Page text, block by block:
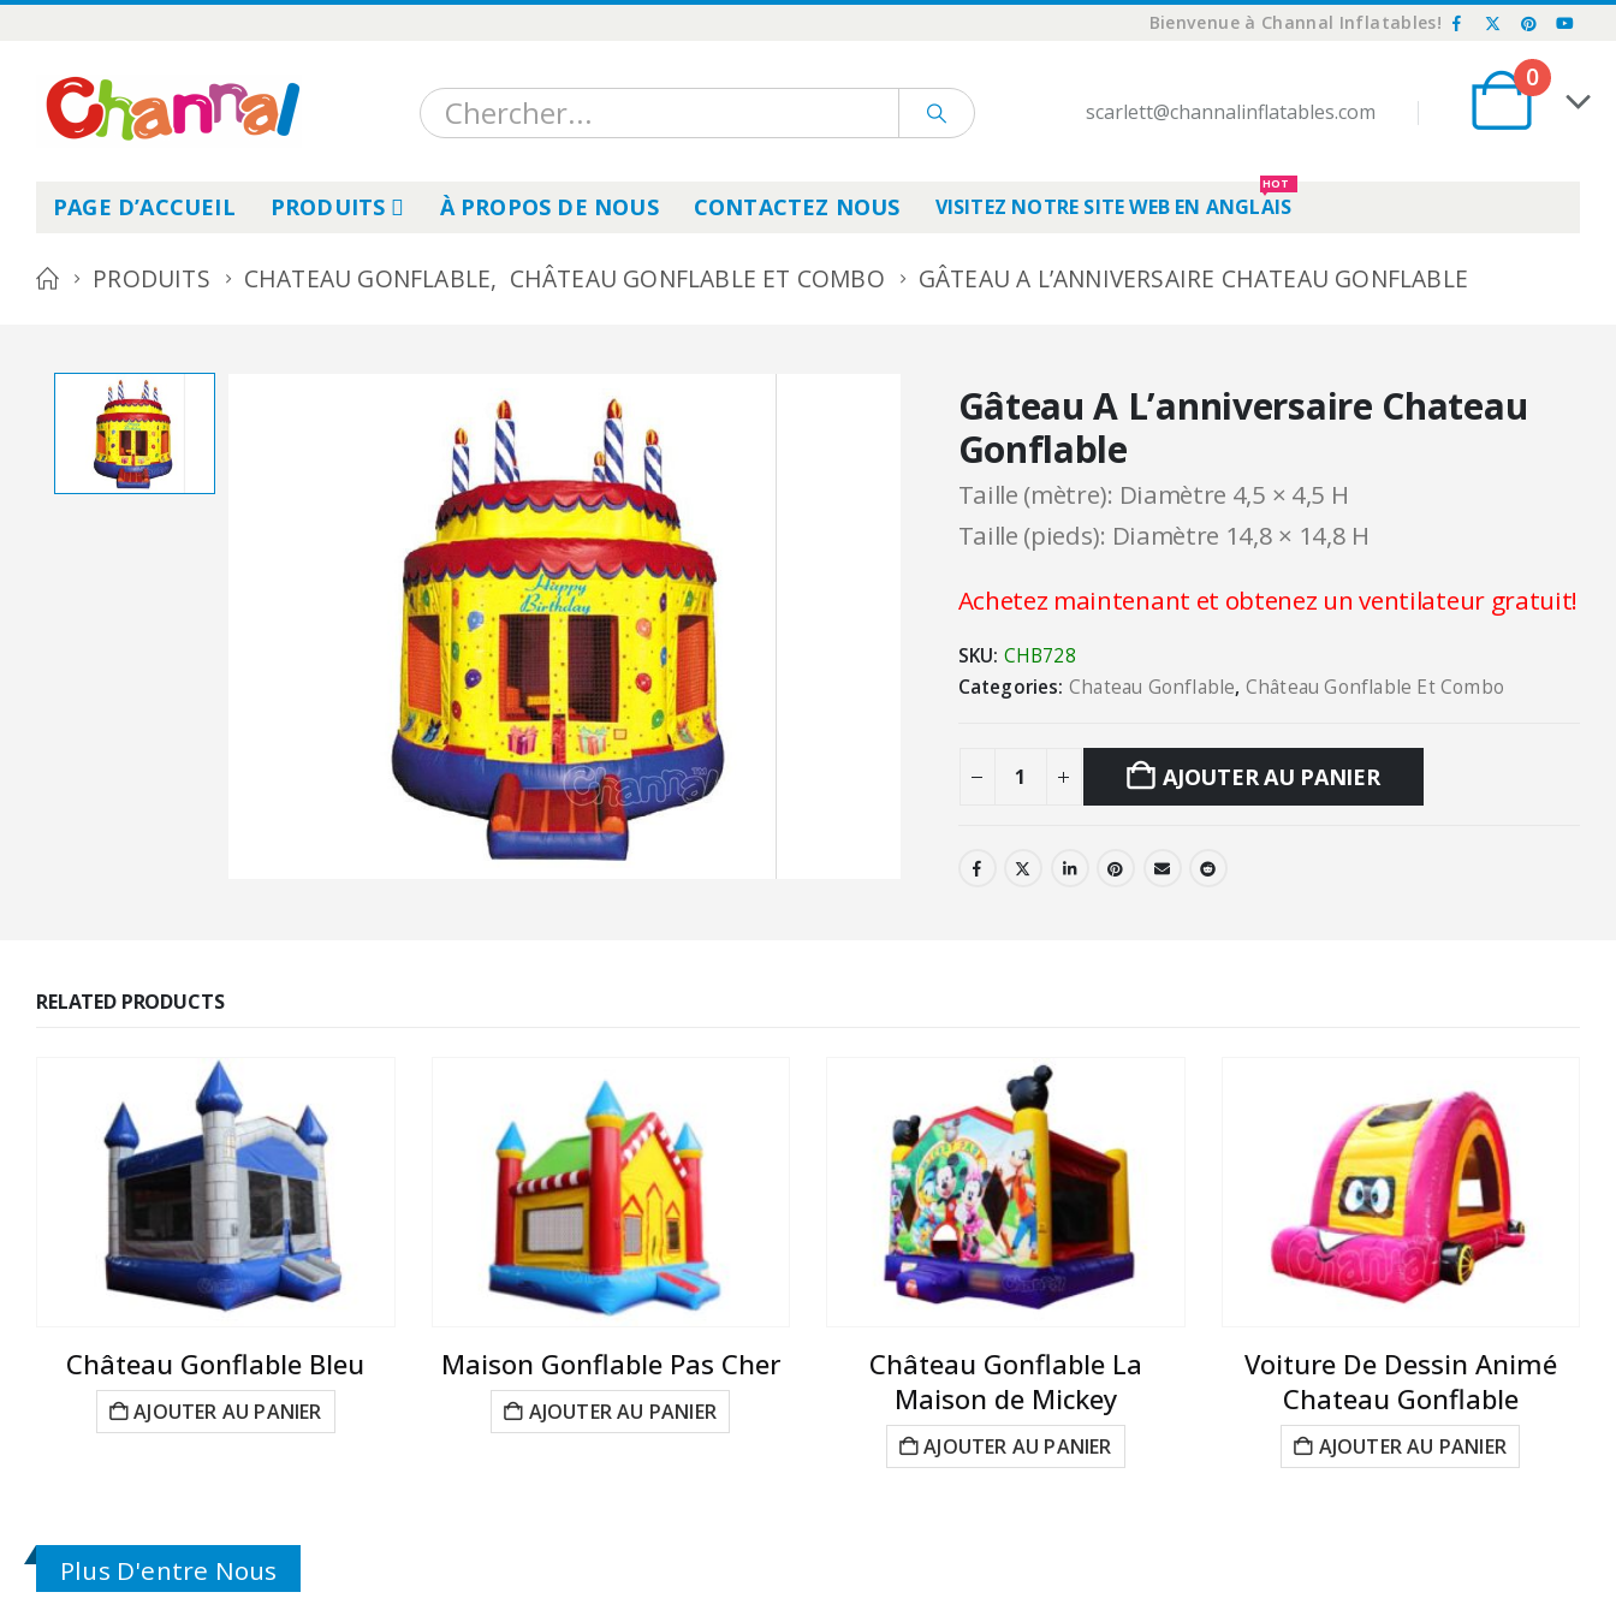
Bienvenue à Channal Inflatables!
scarlett@channalinflatables.com
0
PAGE D’ACCUEIL PRODUITS À PROPOS DE NOUS CONTACTEZ NOUS VISITEZ NOTRE SITE WEB EN ANGLAIS
HOT
PRODUITS CHATEAU GONFLABLE, CHÂTEAU GONFLABLE ET COMBO GÂTEAU A L’ANNIVERSAIRE CHATEAU GONFLABLE
Gâteau A L’anniversaire Chateau
Gonflable
Taille (mètre): Diamètre 4,5 × 4,5 H
Taille (pieds): Diamètre 14,8 × 14,8 H
Achetez maintenant et obtenez un ventilateur gratuit!
SKU: CHB728
Categories: Chateau Gonflable, Château Gonflable Et Combo
AJOUTER AU PANIER
RELATED PRODUCTS
Château Gonflable Bleu
AJOUTER AU PANIER
Maison Gonflable Pas Cher
AJOUTER AU PANIER
Château Gonflable La
Maison de Mickey
AJOUTER AU PANIER
Voiture De Dessin Animé
Chateau Gonflable
AJOUTER AU PANIER
Plus D'entre Nous